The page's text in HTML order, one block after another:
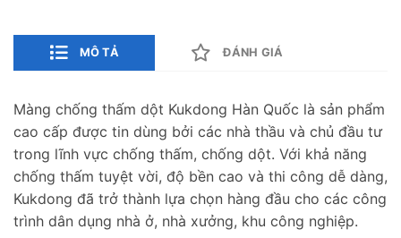
MÔ TẢ ĐÁNH GIÁ
Màng chống thấm dột Kukdong Hàn Quốc là sản phẩm
cao cấp được tin dùng bởi các nhà thầu và chủ đầu tư
trong lĩnh vực chống thấm, chống dột. Với khả năng
chống thấm tuyệt vời, độ bền cao và thi công dễ dàng,
Kukdong đã trở thành lựa chọn hàng đầu cho các công
trình dân dụng nhà ở, nhà xưởng, khu công nghiệp.